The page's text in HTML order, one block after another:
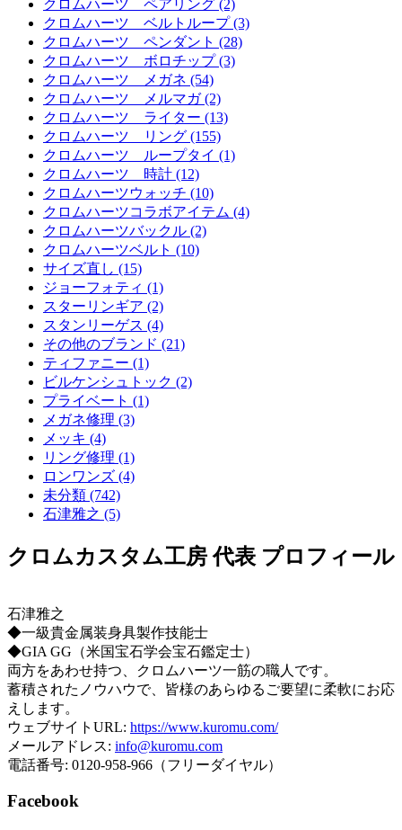
クロムハーツ ペアリング (2)
クロムハーツ ベルトループ (3)
クロムハーツ ペンダント (28)
クロムハーツ ボロチップ (3)
クロムハーツ メガネ (54)
クロムハーツ メルマガ (2)
クロムハーツ ライター (13)
クロムハーツ リング (155)
クロムハーツ ループタイ (1)
クロムハーツ 時計 (12)
クロムハーツウォッチ (10)
クロムハーツコラボアイテム (4)
クロムハーツバックル (2)
クロムハーツベルト (10)
サイズ直し (15)
ジョーフォティ (1)
スターリンギア (2)
スタンリーゲス (4)
その他のブランド (21)
ティファニー (1)
ビルケンシュトック (2)
プライベート (1)
メガネ修理 (3)
メッキ (4)
リング修理 (1)
ロンワンズ (4)
未分類 (742)
石津雅之 (5)
クロムカスタム工房 代表 プロフィール
石津雅之
◆一級貴金属装身具製作技能士
◆GIA GG（米国宝石学会宝石鑑定士）
両方をあわせ持つ、クロムハーツ一筋の職人です。
蓄積されたノウハウで、皆様のあらゆるご要望に柔軟にお応
えします。
ウェブサイトURL: https://www.kuromu.com/
メールアドレス: info@kuromu.com
電話番号: 0120-958-966（フリーダイヤル）
Facebook